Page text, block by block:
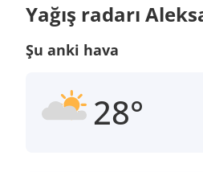
Yağış radarı
Şu anki hava
28°